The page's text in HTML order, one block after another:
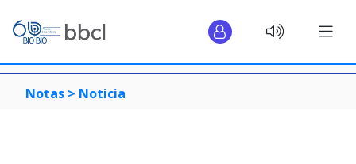
Notas > Noticia